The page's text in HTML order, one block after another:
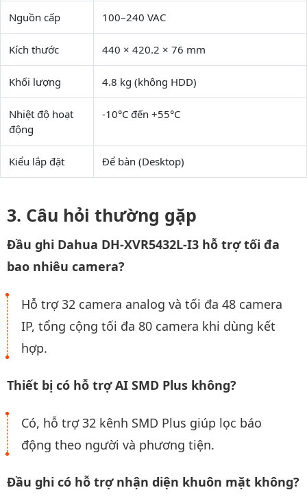
Nguồn cấp 100–240 VAC
Kích thước 440 × 420.2 × 76 mm
Khối lượng 4.8 kg (không HDD)
Nhiệt độ hoạt
động
-10°C đến +55°C
Kiểu lắp đặt Để bàn (Desktop)
Câu hỏi thường gặp
Đầu ghi Dahua DH-XVR5432L-I3 hỗ trợ tối đa
bao nhiêu camera?
Hỗ trợ 32 camera analog và tối đa 48 camera
IP, tổng cộng tối đa 80 camera khi dùng kết
hợp.
Thiết bị có hỗ trợ AI SMD Plus không?
Có, hỗ trợ 32 kênh SMD Plus giúp lọc báo
động theo người và phương tiện.
Đầu ghi có hỗ trợ nhận diện khuôn mặt không?